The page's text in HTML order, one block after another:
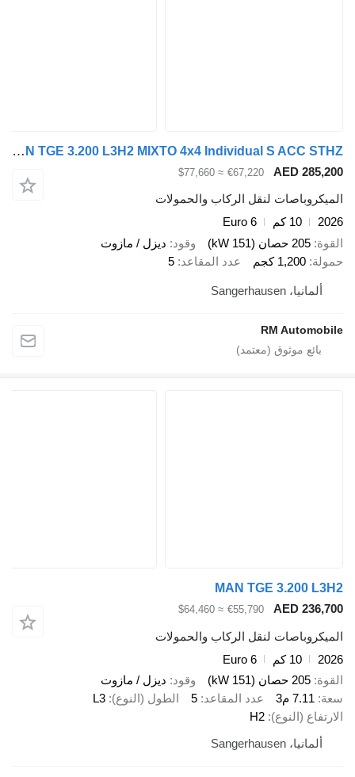
MAN TGE 3.200 L3H2 MIXTO 4x4 Individual S ACC STHZ
AED
€67,220
≈ $77,660
لنقل الركاب والحمولات
10 كم
Euro 6
205 حصان (151 kW)
وقود
ديزل / مازوت
1,200 كجم عدد المقاعد 5
RM
MAN TGE 3.200
AED
€55,790
≈ $64,460
لنقل الركاب والحمولات
10 كم
Euro 6
205 حصان (151 kW)
وقود
ديزل / مازوت
7.11 م3
عدد المقاعد 5 الطول (النوع)
L3
(النوع) H2